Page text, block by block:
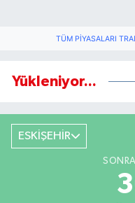
TÜM PIYASALARI
Yükleniyor...
ESKİŞEHİR